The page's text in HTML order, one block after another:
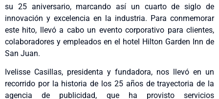
su 25 aniversario, marcando así un cuarto de siglo de
innovación y excelencia en la industria. Para conmemorar
este hito, llevó a cabo un evento corporativo para clientes,
colaboradores y empleados en el hotel Hilton Garden Inn de
San Juan.
Ivelisse Casillas, presidenta y fundadora, nos llevó en un
recorrido por la historia de los 25 años de trayectoria de la
agencia de publicidad, que ha provisto servicios